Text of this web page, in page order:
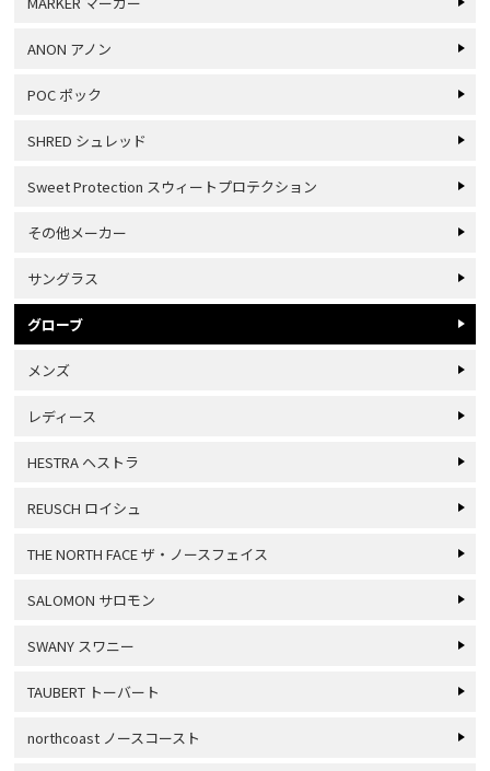
ANON アノン
POC ポック
SHRED シュレッド
Sweet Protection スウィートプロテクション
その他メーカー
サングラス
グローブ
メンズ
レディース
HESTRA ヘストラ
REUSCH ロイシュ
THE NORTH FACE ザ・ノースフェイス
SALOMON サロモン
SWANY スワニー
TAUBERT トーバート
northcoast ノースコースト